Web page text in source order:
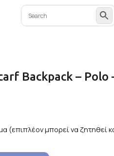
Backpack – Polo
(επιπλέον μπορεί να ζητηθεί